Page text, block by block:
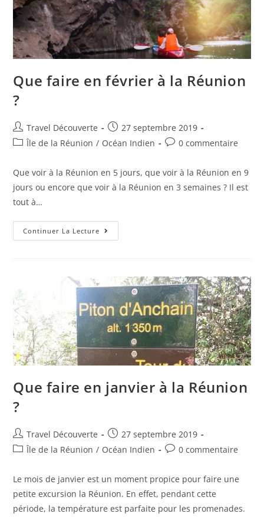
Que faire en février à la Réunion
?
Travel Découverte
27 septembre 2019
Île de la Réunion / Océan Indien 0 commentaire
Que voir à la Réunion en 5 jours, que voir à la Réunion en 9
jours ou encore que voir à la Réunion en 3 semaines ? Il est
tout à…
Continuer La Lecture
Que faire en janvier à la Réunion
?
Travel Découverte
27 septembre 2019
Île de la Réunion / Océan Indien 0 commentaire
Le mois de janvier est un moment propice pour faire une
petite excursion la Réunion. En effet, pendant cette
période, la température est parfaite pour les promenades.